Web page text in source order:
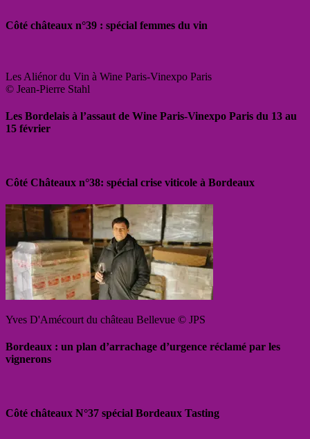
Côté châteaux n°39 : spécial femmes du vin
Les Aliénor du Vin à Wine Paris-Vinexpo Paris
© Jean-Pierre Stahl
Les Bordelais à l’assaut de Wine Paris-Vinexpo Paris du 13 au
15 février
Côté Châteaux n°38: spécial crise viticole à Bordeaux
Yves D'Amécourt du château Bellevue © JPS
Bordeaux : un plan d’arrachage d’urgence réclamé par les
vignerons
Côté châteaux N°37 spécial Bordeaux Tasting